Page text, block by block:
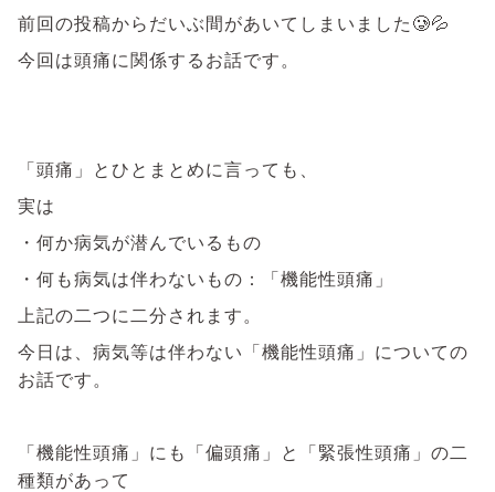
前回の投稿からだいぶ間があいてしまいました🥲💦
今回は頭痛に関係するお話です。
「頭痛」とひとまとめに言っても、
実は
・何か病気が潜んでいるもの
・何も病気は伴わないもの：「機能性頭痛」
上記の二つに二分されます。
今日は、病気等は伴わない「機能性頭痛」についての
お話です。
「機能性頭痛」にも「偏頭痛」と「緊張性頭痛」の二
種類があって